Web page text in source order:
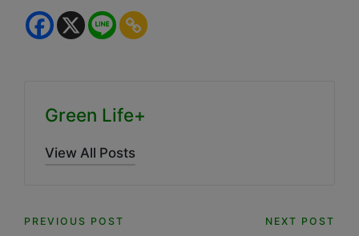
Green Life+
View All Posts
Post
PREVIOUS POST NEXT POST